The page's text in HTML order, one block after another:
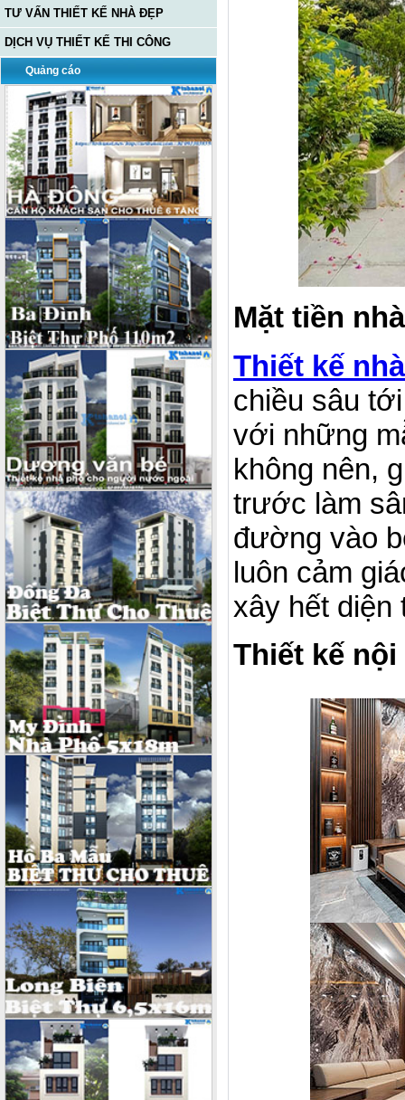
TƯ VẤN THIẾT KẾ NHÀ ĐẸP
DỊCH VỤ THIẾT KẾ THI CÔNG
Quảng cáo
Mặt tiền
Thiết kế
chiều sâu
với những
không nên,
trước làm
đường vào
luôn cảm
xây hết diện
Thiết kế